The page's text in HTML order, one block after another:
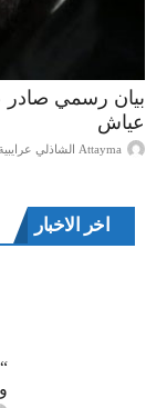
بيان رسمي صادر
عياش
Attayma الشاذلي عرايبية
اخر الاخبار